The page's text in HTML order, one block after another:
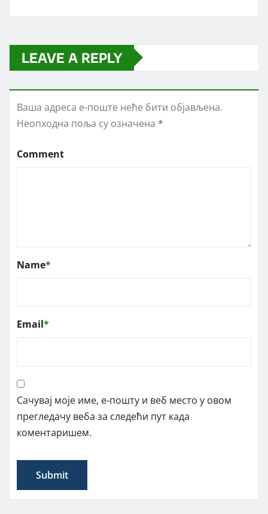
LEAVE A REPLY
Ваша адреса е-поште неће бити објављена.
Неопходна поља су означена *
Comment
Name*
Email*
Сачувај моје име, е-пошту и веб место у овом
прегледачу веба за следећи пут када
коментаришем.